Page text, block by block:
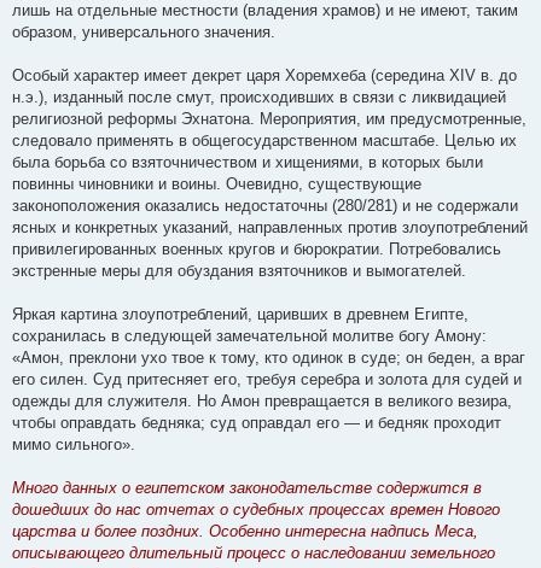
лишь на отдельные местности (владения храмов) и не имеют, таким
образом, универсального значения.
Особый характер имеет декрет царя Хоремхеба (середина XIV в. до
н.э.), изданный после смут, происходивших в связи с ликвидацией
религиозной реформы Эхнатона. Мероприятия, им предусмотренные,
следовало применять в общегосударственном масштабе. Целью их
была борьба со взяточничеством и хищениями, в которых были
повинны чиновники и воины. Очевидно, существующие
законоположения оказались недостаточны (280/281) и не содержали
ясных и конкретных указаний, направленных против злоупотреблений
привилегированных военных кругов и бюрократии. Потребовались
экстренные меры для обуздания взяточников и вымогателей.
Яркая картина злоупотреблений, царивших в древнем Египте,
сохранилась в следующей замечательной молитве богу Амону:
«Амон, преклони ухо твое к тому, кто одинок в суде; он беден, а враг
его силен. Суд притесняет его, требуя серебра и золота для судей и
одежды для служителя. Но Амон превращается в великого везира,
чтобы оправдать бедняка; суд оправдал его — и бедняк проходит
мимо сильного».
Много данных о египетском законодательстве содержится в
дошедших до нас отчетах о судебных процессах времен Нового
царства и более поздних. Особенно интересна надпись Меса,
описывающего длительный процесс о наследовании земельного